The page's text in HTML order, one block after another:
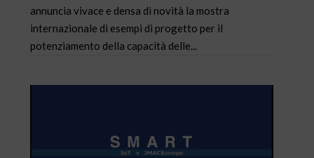
annuncia vivace e densa di novità la mostra
internazionale di esempi di progetto per il
potenziamento della capacità delle...